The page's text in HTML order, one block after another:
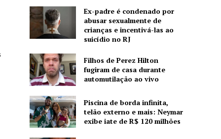
Ex-padre é condenado por
abusar sexualmente de
crianças e incentivá-las ao
suicídio no RJ
Filhos de Perez Hilton
fugiram de casa durante
automutilação ao vivo
Piscina de borda infinita,
telão externo e mais: Neymar
exibe iate de R$ 120 milhões